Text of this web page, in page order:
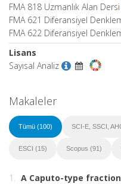
FMA 818 Uzmanlık Alan Dersi
FMA 621 Diferansiyel
FMA 622 Diferansiyel
Lisans
Sayısal Analiz
Makaleler
Tümü (100) SCI-E, SSCI,
ESCI (15) Scopus (91)
1. A Caputo-type